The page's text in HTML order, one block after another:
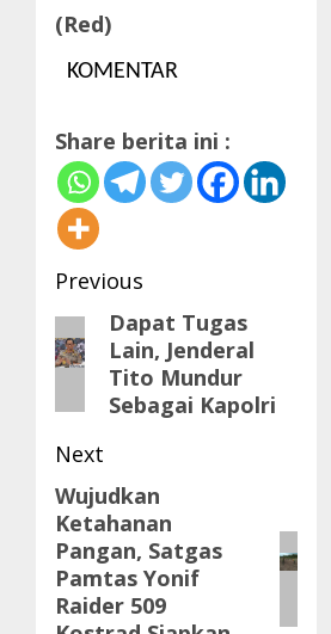
(Red)
KOMENTAR
Share berita ini :
Post
navigation
Previous
Previous
post:
Dapat Tugas
Lain, Jenderal
Tito Mundur
Sebagai Kapolri
Next
Next
post:
Wujudkan
Ketahanan
Pangan, Satgas
Pamtas Yonif
Raider 509